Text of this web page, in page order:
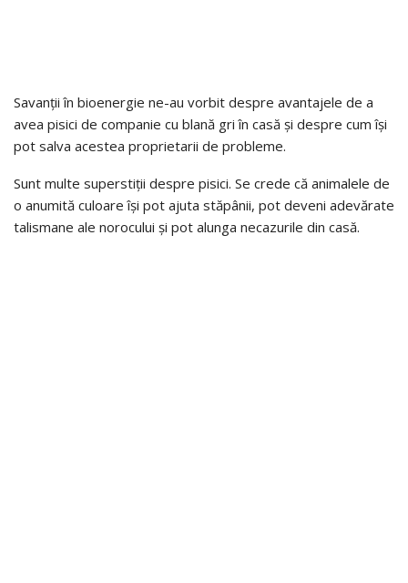
Savanții în bioenergie ne-au vorbit despre avantajele de a
avea pisici de companie cu blană gri în casă și despre cum își
pot salva acestea proprietarii de probleme.
Sunt multe superstiții despre pisici. Se crede că animalele de
o anumită culoare își pot ajuta stăpânii, pot deveni adevărate
talismane ale norocului și pot alunga necazurile din casă.